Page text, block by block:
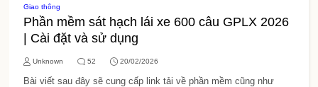
Giao thông
Phần mềm sát hạch lái xe 600 câu GPLX 2026
| Cài đặt và sử dụng
Unknown 52 20/02/2026
Bài viết sau đây sẽ cung cấp link tải về phần mềm cũng như